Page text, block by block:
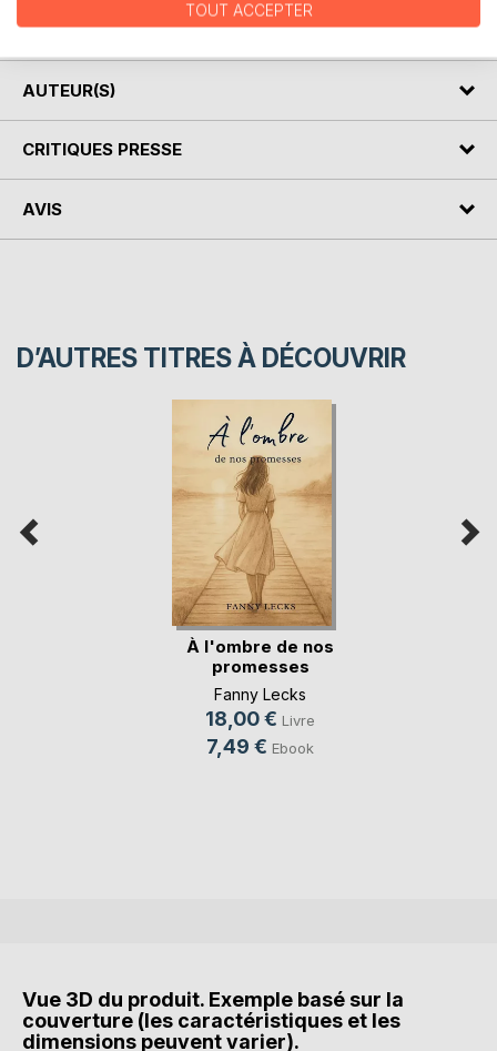
Pourront-ils échapper à la mort?
AUTEUR(S)
CRITIQUES PRESSE
AVIS
D’AUTRES TITRES À DÉCOUVRIR
À l'ombre de nos
promesses
Fanny Lecks
18,00 € Livre
7,49 € Ebook
Vue 3D du produit. Exemple basé sur la
couverture (les caractéristiques et les
dimensions peuvent varier).
TOUT ACCEPTER